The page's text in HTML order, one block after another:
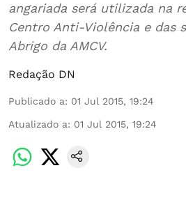
angariada será utilizada na
Centro Anti-Violência e das
Abrigo da AMCV.
Redação DN
Publicado a: 01 Jul 2015, 19:24
Atualizado a: 01 Jul 2015, 19:24